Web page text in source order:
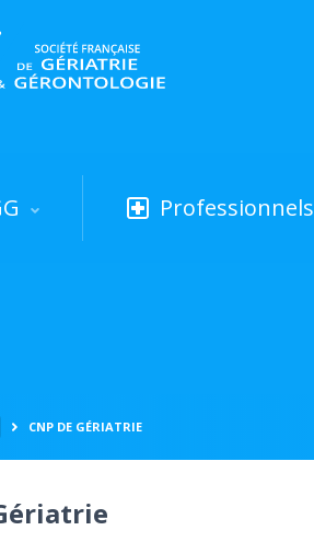
Professionnels
CNP DE GÉRIATRIE